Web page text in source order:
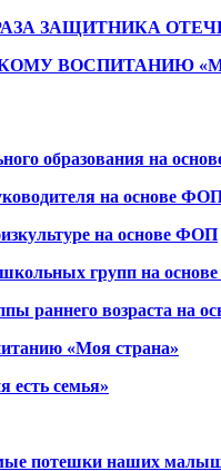
ЗАЩИТНИКА
ВОСПИТАНИЮ
образования на
на основе
на основе ФОП
групп на
раннего возраста на
«Моя страна»
есть семья»
потешки наших